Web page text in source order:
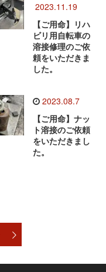
2023.11.19
【ご用命】リハ
ビリ用自転車の
溶接修理のご依
頼をいただきま
した。
2023.08.7
【ご用命】ナッ
ト溶接のご依頼
をいただきまし
た。